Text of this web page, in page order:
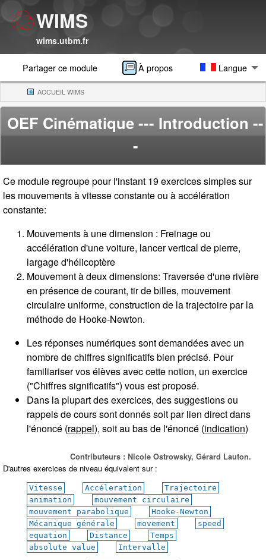
WIMS
wims.utbm.fr
Partager ce module À propos Langue
ACCUEIL WIMS(CURRENT)
OEF Cinématique--- Introduction --
-
Ce module regroupe pour l'instant 19 exercices simples sur
les mouvements à vitesse constante ou à accélération
constante:
Mouvements à une dimension : Freinage ou
accélération d'une voiture, lancer vertical de pierre,
largage d'hélicoptère
Mouvement à deux dimensions: Traversée d'une rivière
en présence de courant, tir de billes, mouvement
circulaire uniforme, construction de la trajectoire par la
méthode de Hooke-Newton.
Les réponses numériques sont demandées avec un
nombre de chiffres significatifs bien précisé. Pour
familiariser vos élèves avec cette notion, un exercice
("Chiffres significatifs") vous est proposé.
Dans la plupart des exercices, des suggestions ou
rappels de cours sont donnés soit par lien direct dans
l'énoncé (rappel), soit au bas de l'énoncé (indication)
Contributeurs : Nicole Ostrowsky, Gérard Lauton.
D'autres exercices de niveau équivalent sur :
Vitesse Accéleration
Trajectoire
animation
mouvement circulaire
mouvement parabolique
Hooke-Newton
Mécanique générale
movement
speed
equation
Distance
Temps
absolute value
Intervalle